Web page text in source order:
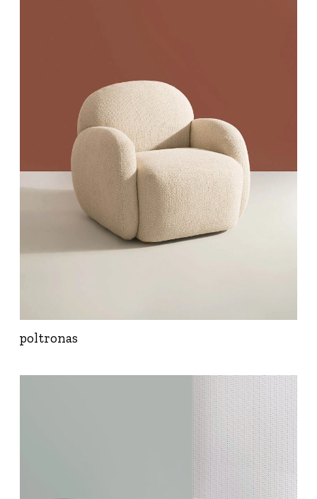
poltronas